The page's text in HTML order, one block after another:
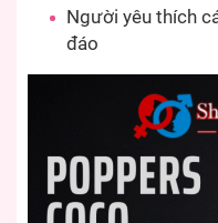
Người yêu thích
đáo